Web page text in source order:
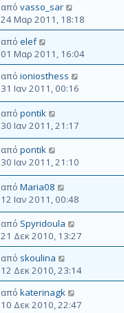
από vasso_sar
24 Μαρ 2011, 18:18
από elef
01 Μαρ 2011, 16:04
από ioniosthess
31 Ιαν 2011, 00:16
από pontik
30 Ιαν 2011, 21:17
από pontik
30 Ιαν 2011, 21:10
από Maria08
12 Ιαν 2011, 00:48
από Spyridoula
21 Δεκ 2010, 13:27
από skoulina
12 Δεκ 2010, 23:14
από katerinagk
10 Δεκ 2010, 22:47